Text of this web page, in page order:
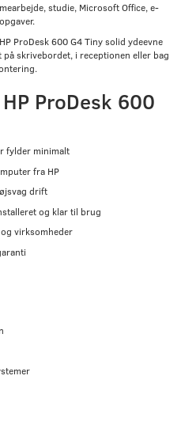
studie, Microsoft Office, e-
ProDesk 600 G4 Tiny solid ydeevne
skrivebordet, i receptionen eller bag
ProDesk 600
fylder minimalt
fra HP
drift
og klar til brug
virksomheder